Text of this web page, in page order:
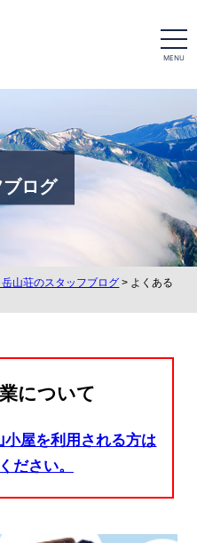
t
o
g
l
n
a
v
g
a
o
n
ログ
山荘のスタッフブログ > よくある
について
屋を利用される方は
ださい。